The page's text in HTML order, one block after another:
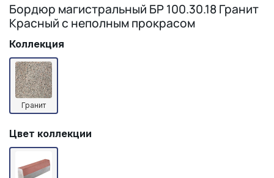
Бордюр магистральный БР 100.30.18 Гранит
Красный с неполным прокрасом
Коллекция
Гранит
Цвет коллекции